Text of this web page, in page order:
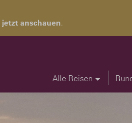
jetzt anschauen.
Alle Reisen